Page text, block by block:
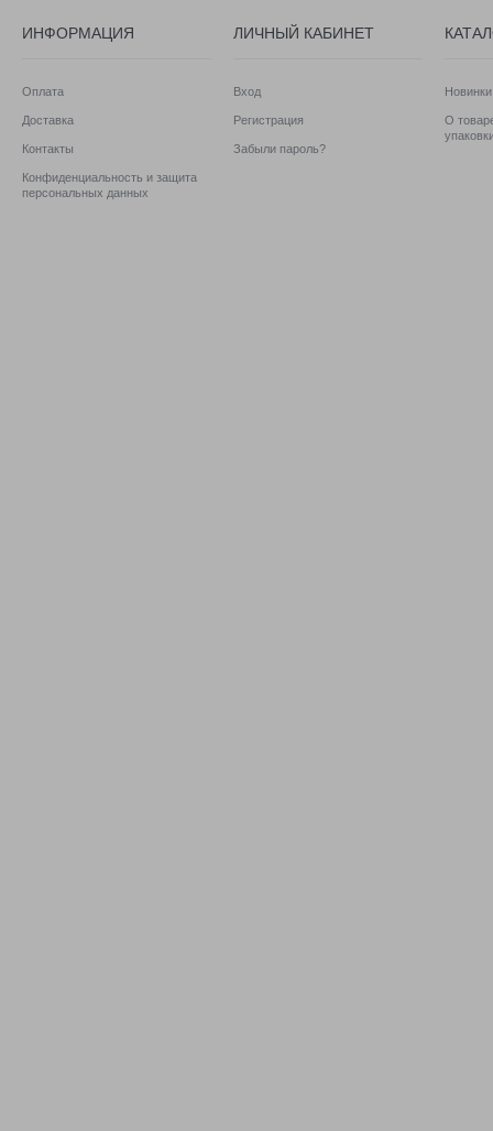
ИНФОРМАЦИЯ
Оплата
Доставка
Контакты
Конфиденциальность и защита
персональных данных
ЛИЧНЫЙ КАБИНЕТ
Вход
Регистрация
Забыли пароль?
Новинки
О